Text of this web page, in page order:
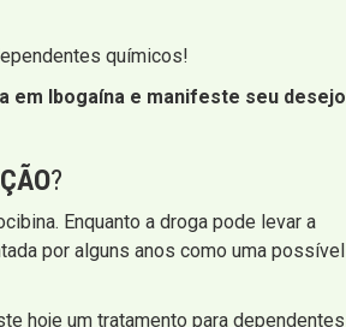
químicos!
em Ibogaína e manifeste seu desejo
?
Enquanto a droga pode levar a
por alguns anos como uma possível
hoje um tratamento para dependentes